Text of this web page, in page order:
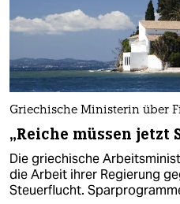
Griechische Ministerin über
„Reiche müssen jetzt
Die griechische
die Arbeit ihrer Regierung
Steuerflucht.